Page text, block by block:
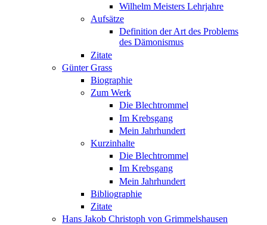
Wilhelm Meisters Lehrjahre
Aufsätze
Definition der Art des Problems
des Dämonismus
Zitate
Günter Grass
Biographie
Zum Werk
Die Blechtrommel
Im Krebsgang
Mein Jahrhundert
Kurzinhalte
Die Blechtrommel
Im Krebsgang
Mein Jahrhundert
Bibliographie
Zitate
Hans Jakob Christoph von Grimmelshausen